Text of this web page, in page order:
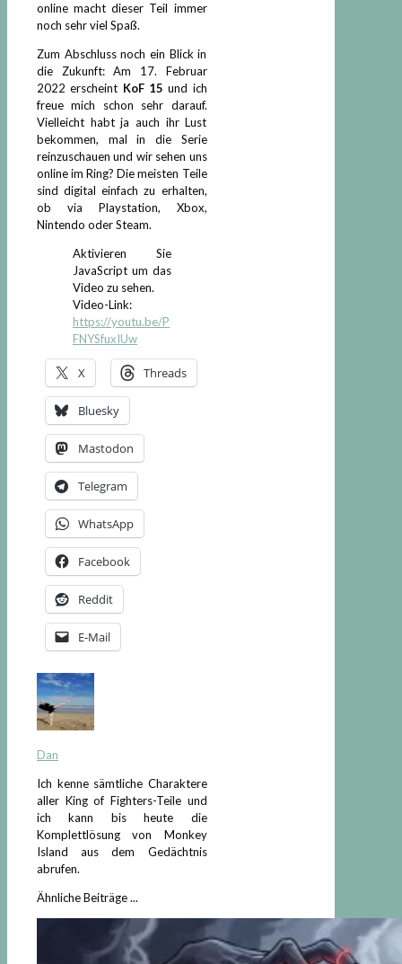
online macht dieser Teil immer
noch sehr viel Spaß.
Zum Abschluss noch ein Blick in
die Zukunft: Am 17. Februar
2022 erscheint KoF 15und ich
freue mich schon sehr darauf.
Vielleicht habt ja auch ihr Lust
bekommen, mal in die Serie
reinzuschauen und wir sehen uns
online im Ring? Die meisten Teile
sind digital einfach zu erhalten,
ob via Playstation, Xbox,
Nintendo oder Steam.
Aktivieren Sie
JavaScript um das
Video zu sehen.
Video-Link:
https://youtu.be/P
FNYSfuxIUw
X Threads
Bluesky
Mastodon
Telegram
WhatsApp
Facebook
Reddit
E-Mail
Dan
Ich kenne sämtliche Charaktere
aller King of Fighters-Teile und
ich kann bis heute die
Komplettlösung von Monkey
Island aus dem Gedächtnis
abrufen.
Ähnliche Beiträge ...